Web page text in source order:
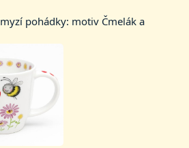
pohádky: motiv Čmelák a